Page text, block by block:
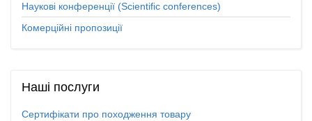
Наукові конференції (Scientific conferences)
Комерційні пропозиції
Наші послуги
Сертифікати про походження товару